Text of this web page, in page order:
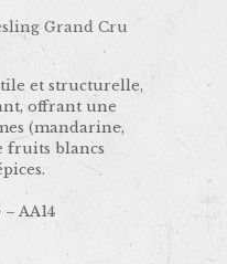
Grand Cru
et structurelle,
offrant une
(mandarine,
fruits blancs
– AA14